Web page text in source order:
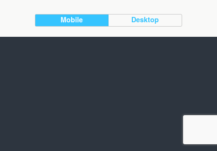
Mobile Desktop